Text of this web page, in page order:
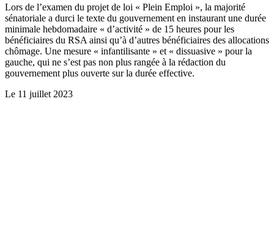
Lors de l’examen du projet de loi « Plein Emploi », la majorité
sénatoriale a durci le texte du gouvernement en instaurant une durée
minimale hebdomadaire « d’activité » de 15 heures pour les
bénéficiaires du RSA ainsi qu’à d’autres bénéficiaires des allocations
chômage. Une mesure « infantilisante » et « dissuasive » pour la
gauche, qui ne s’est pas non plus rangée à la rédaction du
gouvernement plus ouverte sur la durée effective.
Le 11 juillet 2023